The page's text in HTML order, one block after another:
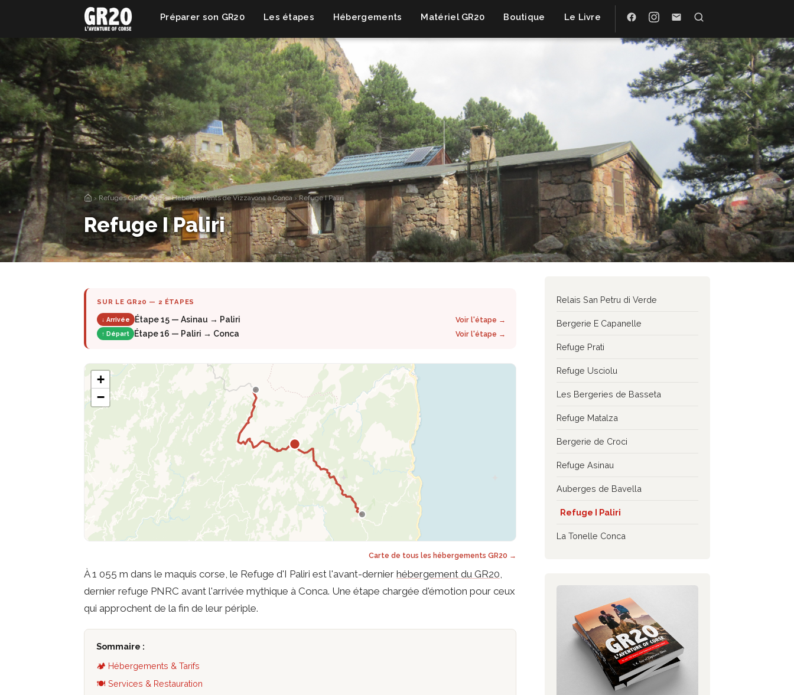
Préparer son GR20 Les étapes Hébergements Matériel GR20 Boutique Le Livre
› Refuges GR20 Sud — Hébergements de Vizzavona à Conca ›Refuge I Paliri
Refuge I Paliri
SUR LE GR20 — 2 ÉTAPES
↓ Arrivée Étape 15 — Asinau → Paliri Voir l'étape →
↑ Départ Étape 16 — Paliri → Conca Voir l'étape →
+
−
Carte de tous les hébergements GR20 →
À 1 055 m dans le maquis corse, le Refuge d'I Paliri est l'avant-dernier hébergement du GR20,
dernier refuge PNRC avant l'arrivée mythique à Conca. Une étape chargée d'émotion pour ceux
qui approchent de la fin de leur périple.
Sommaire :
🏕️ Hébergements & Tarifs
🍽️ Services & Restauration
Relais San Petru di Verde
Bergerie E Capanelle
Refuge Prati
Refuge Usciolu
Les Bergeries de Basseta
Refuge Matalza
Bergerie de Croci
Refuge Asinau
Auberges de Bavella
Refuge I Paliri
La Tonelle Conca